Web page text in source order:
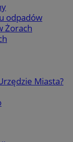
odpadów
Żorach
Miasta?